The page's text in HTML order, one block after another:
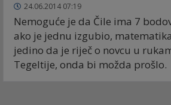
24.06.2014 07:19
Nemoguće je da Čile ima 7
ako je jednu izgubio,
jedino da je riječ o novcu u
Tegeltije, onda bi možda prošlo.